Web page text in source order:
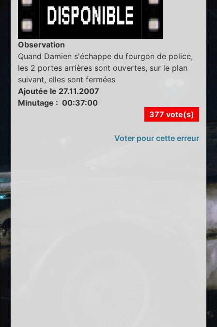
Observation
Quand Damien s'échappe du fourgon de police,
les 2 portes arrières sont ouvertes, sur le plan
suivant, elles sont fermées
Ajoutée le 27.11.2007
Minutage : 00:37:00
377 vote(s)
Voter pour cette erreur